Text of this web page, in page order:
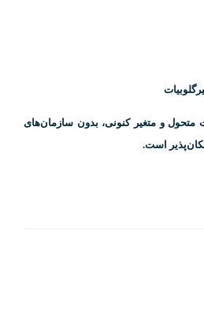
متحول و متغیر کنونی، بدون سازمان‌های
است.